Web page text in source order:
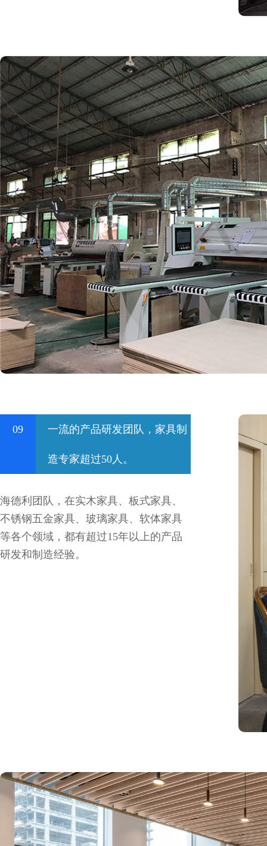
09 一流的产品研发团队，家具制
造专家超过50人。
海德利团队，在实木家具、板式家具、
不锈钢五金家具、玻璃家具、软体家具
等各个领域，都有超过15年以上的产品
研发和制造经验。